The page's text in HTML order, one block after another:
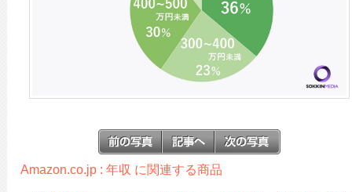
Amazon.co.jp : 年収 に関連する商品